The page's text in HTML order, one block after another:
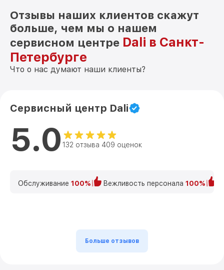
Отзывы наших клиентов скажут
больше, чем мы о нашем
сервисном центре Dali в Санкт-
Петербурге
Что о нас думают наши клиенты?
Сервисный центр Dali
5.0 132 отзыва 409 оценок
Обслуживание 100% Вежливость персонала 100%
Больше отзывов